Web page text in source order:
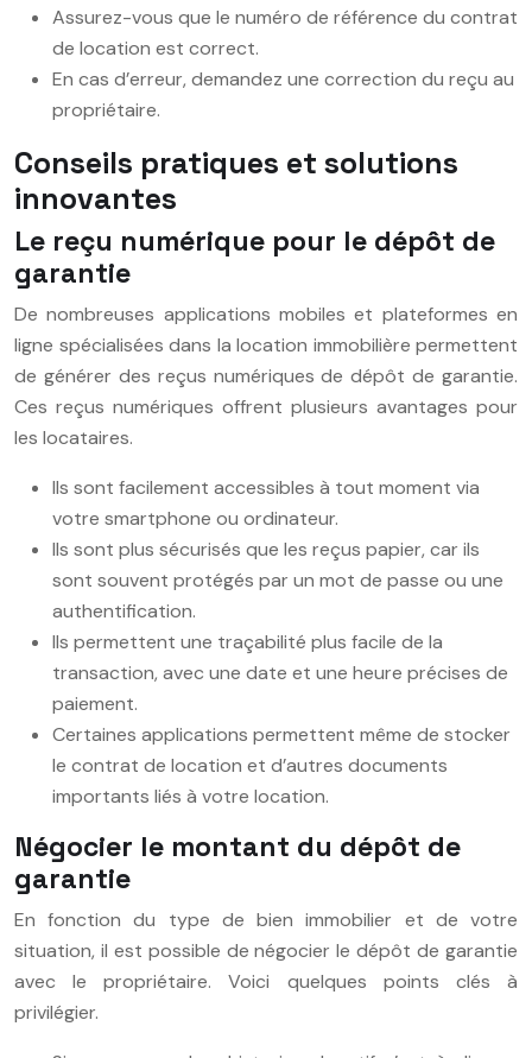
Assurez-vous que le numéro de référence du contrat
de location est correct.
En cas d’erreur, demandez une correction du reçu au
propriétaire.
Conseils pratiques et solutions
innovantes
Le reçu numérique pour le dépôt de
garantie
De nombreuses applications mobiles et plateformes en
ligne spécialisées dans la location immobilière permettent
de générer des reçus numériques de dépôt de garantie.
Ces reçus numériques offrent plusieurs avantages pour
les locataires.
Ils sont facilement accessibles à tout moment via
votre smartphone ou ordinateur.
Ils sont plus sécurisés que les reçus papier, car ils
sont souvent protégés par un mot de passe ou une
authentification.
Ils permettent une traçabilité plus facile de la
transaction, avec une date et une heure précises de
paiement.
Certaines applications permettent même de stocker
le contrat de location et d’autres documents
importants liés à votre location.
Négocier le montant du dépôt de
garantie
En fonction du type de bien immobilier et de votre
situation, il est possible de négocier le dépôt de garantie
avec le propriétaire. Voici quelques points clés à
privilégier.